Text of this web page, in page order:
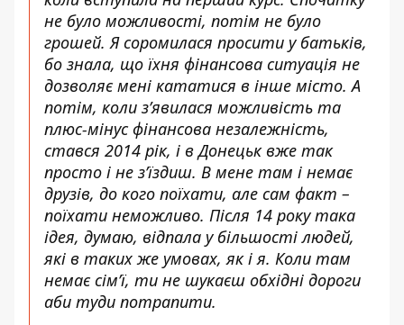
не було можливості, потім не було
грошей. Я соромилася просити у батьків,
бо знала, що їхня фінансова ситуація не
дозволяє мені кататися в інше місто. А
потім, коли з’явилася можливість та
плюс-мінус фінансова незалежність,
стався 2014 рік, і в Донецьк вже так
просто і не з’їздиш. В мене там і немає
друзів, до кого поїхати, але сам факт –
поїхати неможливо. Після 14 року така
ідея, думаю, відпала у більшості людей,
які в таких же умовах, як і я. Коли там
немає сім’ї, ти не шукаєш обхідні дороги
аби туди потрапити.